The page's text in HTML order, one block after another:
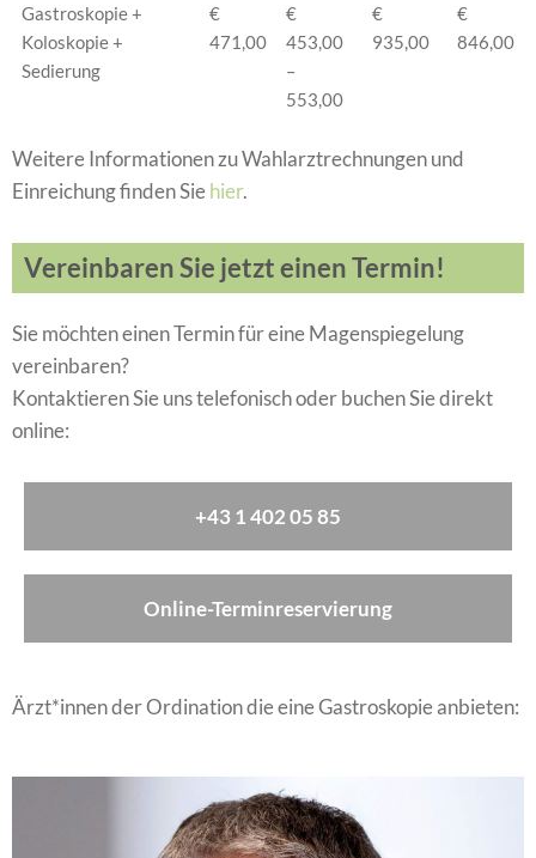
Gastroskopie +
Koloskopie +
Sedierung
€
471,00
€
453,00
–
553,00
€
935,00
€
846,00
Weitere Informationen zu Wahlarztrechnungen und
Einreichung finden Siehier.
Vereinbaren Sie jetzt einen Termin!
Sie möchten einen Termin für eine Magenspiegelung
vereinbaren?
Kontaktieren Sie uns telefonisch oder buchen Sie direkt
online:
+43 1 402 05 85
Online-Terminreservierung
Ärzt*innen der Ordination die eine Gastroskopie anbieten: